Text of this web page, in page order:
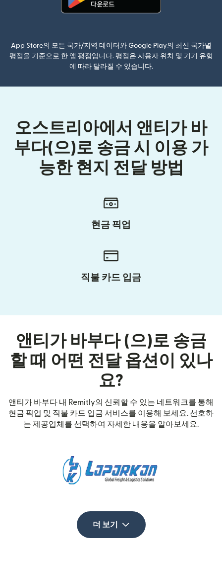
App Store의 모든 국가/지역 데이터와 Google Play의 최신 국가별
평점을 기준으로 한 앱 평점입니다. 평점은 사용자 위치 및 기기 유형
에 따라 달라질 수 있습니다.
오스트리아에서 앤티가 바
부다(으)로 송금 시 이용 가
능한 현지 전달 방법
현금 픽업
직불 카드 입금
앤티가 바부다 (으)로 송금
할 때 어떤 전달 옵션이 있나
요?
앤티가 바부다 내 Remitly의 신뢰할 수 있는 네트워크를 통해
현금 픽업 및 직불 카드 입금 서비스를 이용해 보세요. 선호하
는 제공업체를 선택하여 자세한 내용을 알아보세요.
더 보기